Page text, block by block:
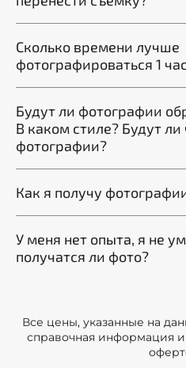
Сколько времени лучше
фотографироваться 1
Будут ли фотографии
В каком стиле? Будут
фотографии?
Как я получу
У меня нет опыта, я не
получатся ли фото?
Все цены, указанные на
справочная информация